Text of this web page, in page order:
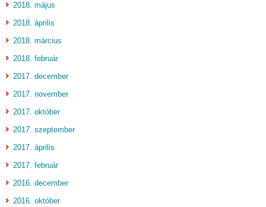
2018. május
2018. április
2018. március
2018. február
2017. december
2017. november
2017. október
2017. szeptember
2017. április
2017. február
2016. december
2016. október